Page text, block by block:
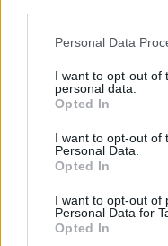
Personal Data
I want to opt-out of
personal data.
Opted In
I want to opt-out of
Personal Data.
Opted In
I want to opt-out of
Personal Data for
Opted In
Az ideális